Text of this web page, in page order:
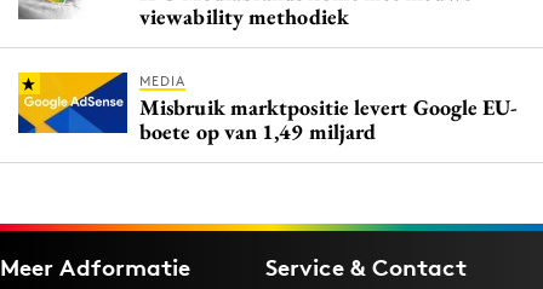
viewability methodiek
MEDIA
Misbruik marktpositie levert Google EU-
boete op van 1,49 miljard
Meer Adformatie Service & Contact